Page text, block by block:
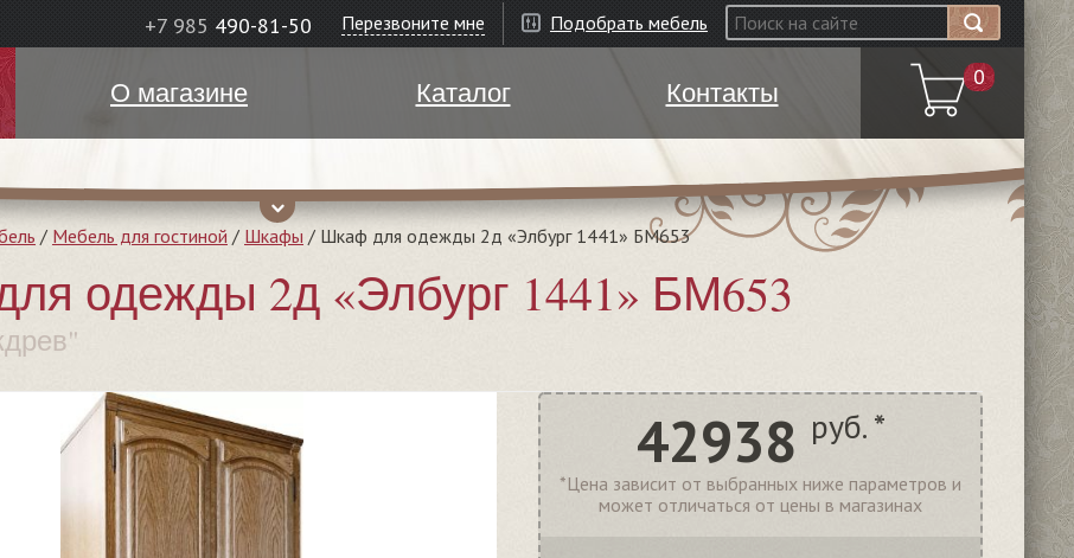
+7 985 490-81-50 Перезвоните мне Подобрать мебель
0
О магазине Каталог Контакты
/ Мебель для гостиной / Шкафы / Шкаф для одежды 2д «Элбург 1441» БМ653
одежды 2д «Элбург 1441» БМ653
42938 руб. *
*Цена зависит от выбранных ниже параметров и
может отличаться от цены в магазинах